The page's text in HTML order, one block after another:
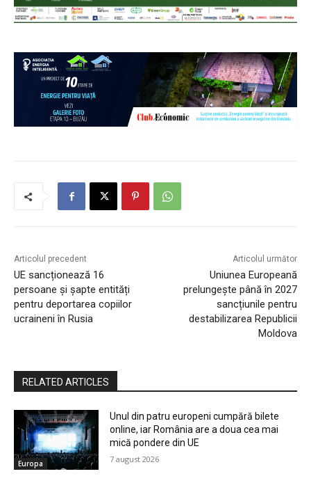
Articolul precedent
UE sancționează 16
persoane și șapte entități
pentru deportarea copiilor
ucraineni în Rusia
Articolul următor
Uniunea Europeană
prelungește până în 2027
sancțiunile pentru
destabilizarea Republicii
Moldova
RELATED ARTICLES
Europa
Unul din patru europeni cumpără bilete
online, iar România are a doua cea mai
mică pondere din UE
7 august 2026